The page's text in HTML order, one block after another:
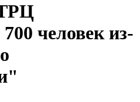
человек из-